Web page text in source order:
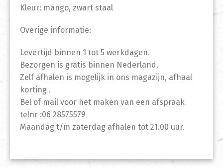
Kleur: mango, zwart staal
Overige informatie:
Levertijd binnen 1 tot 5 werkdagen.
Bezorgen is gratis binnen Nederland.
Zelf afhalen is mogelijk in ons magazijn, afhaal
korting .
Bel of mail voor het maken van een afspraak
telnr :06 28575579
Maandag t/m zaterdag afhalen tot 21.00 uur.